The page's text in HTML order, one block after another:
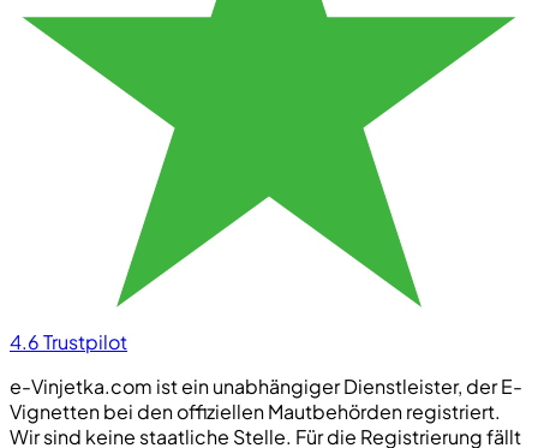
4.6Trustpilot
e-Vinjetka.com ist ein unabhängiger Dienstleister, der E-
Vignetten bei den offiziellen Mautbehörden registriert.
Wir sind keine staatliche Stelle. Für die Registrierung fällt